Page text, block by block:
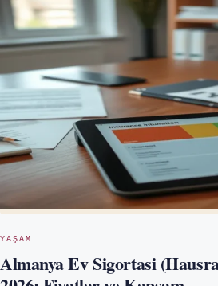
YAŞAM
Almanya Ev Sigortasi